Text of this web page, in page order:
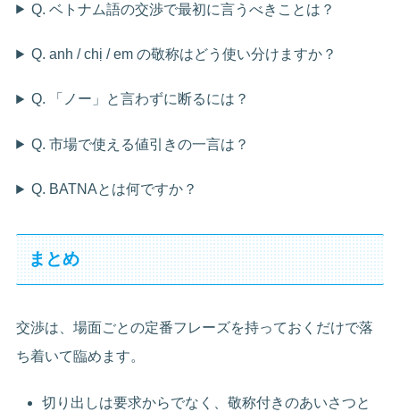
Q. ベトナム語の交渉で最初に言うべきことは？
Q. anh / chị / em の敬称はどう使い分けますか？
Q. 「ノー」と言わずに断るには？
Q. 市場で使える値引きの一言は？
Q. BATNAとは何ですか？
まとめ
交渉は、場面ごとの定番フレーズを持っておくだけで落
ち着いて臨めます。
切り出しは要求からでなく、敬称付きのあいさつと